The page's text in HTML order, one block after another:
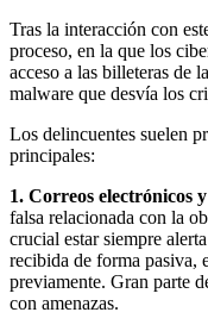
Tras la interacción con
proceso, en la que los
acceso a las billeteras de
malware que desvía los
Los delincuentes suelen
principales:
1. Correos electrónicos
falsa relacionada con la
crucial estar siempre
recibida de forma pasiva,
previamente. Gran parte
con amenazas.